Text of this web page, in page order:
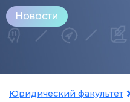
Новости
Юридический факультет